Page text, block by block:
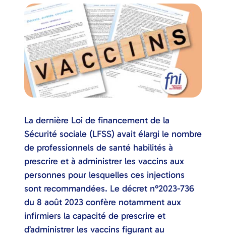
La dernière Loi de financement de la
Sécurité sociale (LFSS) avait élargi le nombre
de professionnels de santé habilités à
prescrire et à administrer les vaccins aux
personnes pour lesquelles ces injections
sont recommandées. Le décret n°2023-736
du 8 août 2023 confère notamment aux
infirmiers la capacité de prescrire et
d’administrer les vaccins figurant au